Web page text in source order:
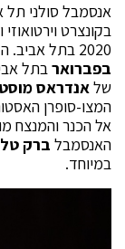
אנסמבל סולני תל
בקונצרט
2020 בתל אביב. הקונצרט יתקיים
בפברוארבתל
שלאנדראס
המצו-סופרן
אל הכנר והמנצח
האנסמבל ברק טל
במיוחד.